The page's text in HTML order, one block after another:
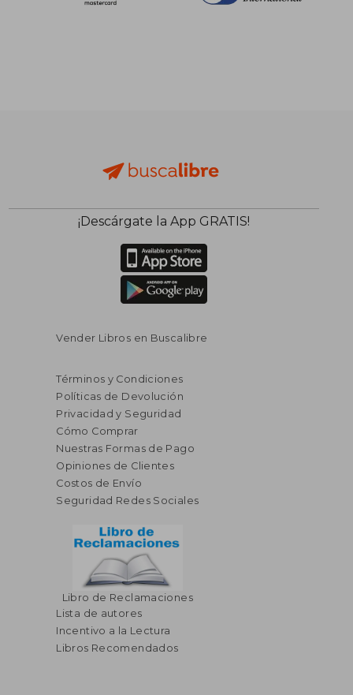
$ 39.44
45%
dcto. $ 21.67
¡Descárgate la App GRATIS!
Vender Libros en Buscalibre
Términos y Condiciones
Políticas de Devolución
Privacidad y Seguridad
Cómo Comprar
Nuestras Formas de Pago
Opiniones de Clientes
Costos de Envío
Seguridad Redes Sociales
Libro de Reclamaciones
Lista de autores
Incentivo a la Lectura
Libros Recomendados